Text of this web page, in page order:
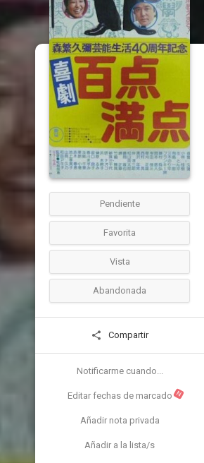
Pendiente
Favorita
Vista
Abandonada
Compartir
Notificarme cuando...
Editar fechas de marcado N
Añadir nota privada
Añadir a la lista/s